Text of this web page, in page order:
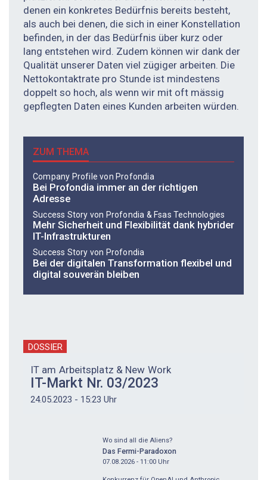
denen ein konkretes Bedürfnis bereits besteht,
als auch bei denen, die sich in einer Konstellation
befinden, in der das Bedürfnis über kurz oder
lang entstehen wird. Zudem können wir dank der
Qualität unserer Daten viel zügiger arbeiten. Die
Nettokontaktrate pro Stunde ist mindestens
doppelt so hoch, als wenn wir mit oft mässig
gepflegten Daten eines Kunden arbeiten würden.
ZUM THEMA
Company Profile von Profondia
Bei Profondia immer an der richtigen
Adresse
Success Story von Profondia & Fsas Technologies
Mehr Sicherheit und Flexibilität dank ­hybrider
IT-Infrastrukturen
Success Story von Profondia
Bei der digitalen Transformation flexibel und
digital souverän bleiben
DOSSIER
IT am Arbeitsplatz & New Work
IT-Markt Nr. 03/2023
24.05.2023 - 15:23 Uhr
Wo sind all die Aliens?
Das Fermi-Paradoxon
07.08.2026 - 11:00 Uhr